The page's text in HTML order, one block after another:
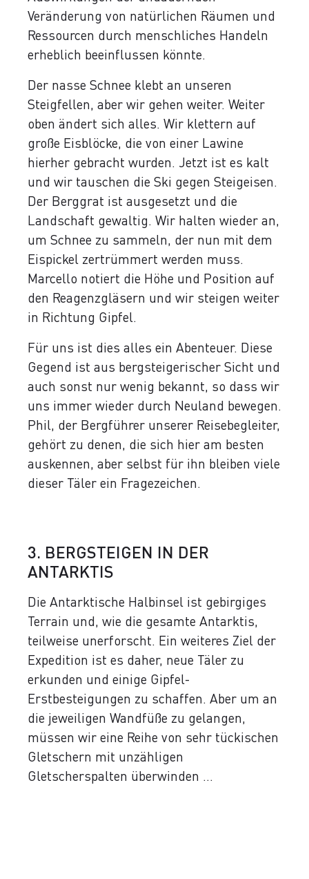
Veränderung von natürlichen Räumen und
Ressourcen durch menschliches Handeln
erheblich beeinflussen könnte.
Der nasse Schnee klebt an unseren
Steigfellen, aber wir gehen weiter. Weiter
oben ändert sich alles. Wir klettern auf
große Eisblöcke, die von einer Lawine
hierher gebracht wurden. Jetzt ist es kalt
und wir tauschen die Ski gegen Steigeisen.
Der Berggrat ist ausgesetzt und die
Landschaft gewaltig. Wir halten wieder an,
um Schnee zu sammeln, der nun mit dem
Eispickel zertrümmert werden muss.
Marcello notiert die Höhe und Position auf
den Reagenzgläsern und wir steigen weiter
in Richtung Gipfel.
Für uns ist dies alles ein Abenteuer. Diese
Gegend ist aus bergsteigerischer Sicht und
auch sonst nur wenig bekannt, so dass wir
uns immer wieder durch Neuland bewegen.
Phil, der Bergführer unserer Reisebegleiter,
gehört zu denen, die sich hier am besten
auskennen, aber selbst für ihn bleiben viele
dieser Täler ein Fragezeichen.
3. BERGSTEIGEN IN DER
ANTARKTIS
Die Antarktische Halbinsel ist gebirgiges
Terrain und, wie die gesamte Antarktis,
teilweise unerforscht. Ein weiteres Ziel der
Expedition ist es daher, neue Täler zu
erkunden und einige Gipfel-
Erstbesteigungen zu schaffen. Aber um an
die jeweiligen Wandfüße zu gelangen,
müssen wir eine Reihe von sehr tückischen
Gletschern mit unzähligen
Gletscherspalten überwinden ...